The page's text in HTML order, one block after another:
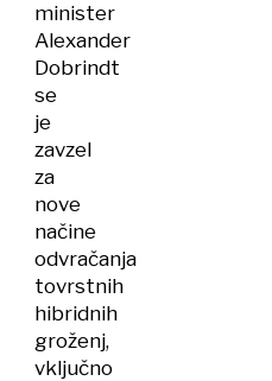
minister
Alexander
Dobrindt
se
je
zavzel
za
nove
načine
odvračanja
tovrstnih
hibridnih
groženj,
vključno